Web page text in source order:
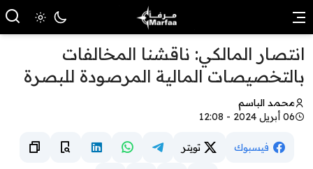
انتصار المالكي: ناقشنا المخالفات
بالتخصيصات المالية المرصودة للبصرة
محمد الباسم
06 أبريل 2024 - 12:08
فيسبوك تويتر